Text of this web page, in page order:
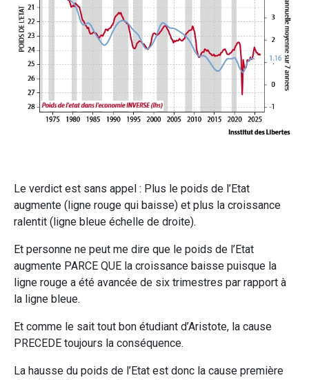
Le verdict est sans appel : Plus le poids de l’Etat
augmente (ligne rouge qui baisse) et plus la croissance
ralentit (ligne bleue échelle de droite).
Et personne ne peut me dire que le poids de l’Etat
augmente PARCE QUE la croissance baisse puisque la
ligne rouge a été avancée de six trimestres par rapport à
la ligne bleue.
Et comme le sait tout bon étudiant d’Aristote, la cause
PRECEDE toujours la conséquence.
La hausse du poids de l’Etat est donc la cause première